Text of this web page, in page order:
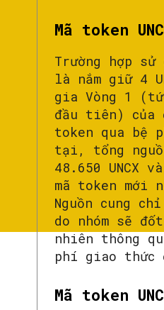
Mã token
Trường hợp sử
là nắm giữ 4
gia Vòng 1
đầu tiên) của
token qua bệ
tại, tổng
48.650 UNCX
mã token mới
Nguồn cung
do nhóm sẽ đốt
nhiên thông
phí giao thức
Mã token